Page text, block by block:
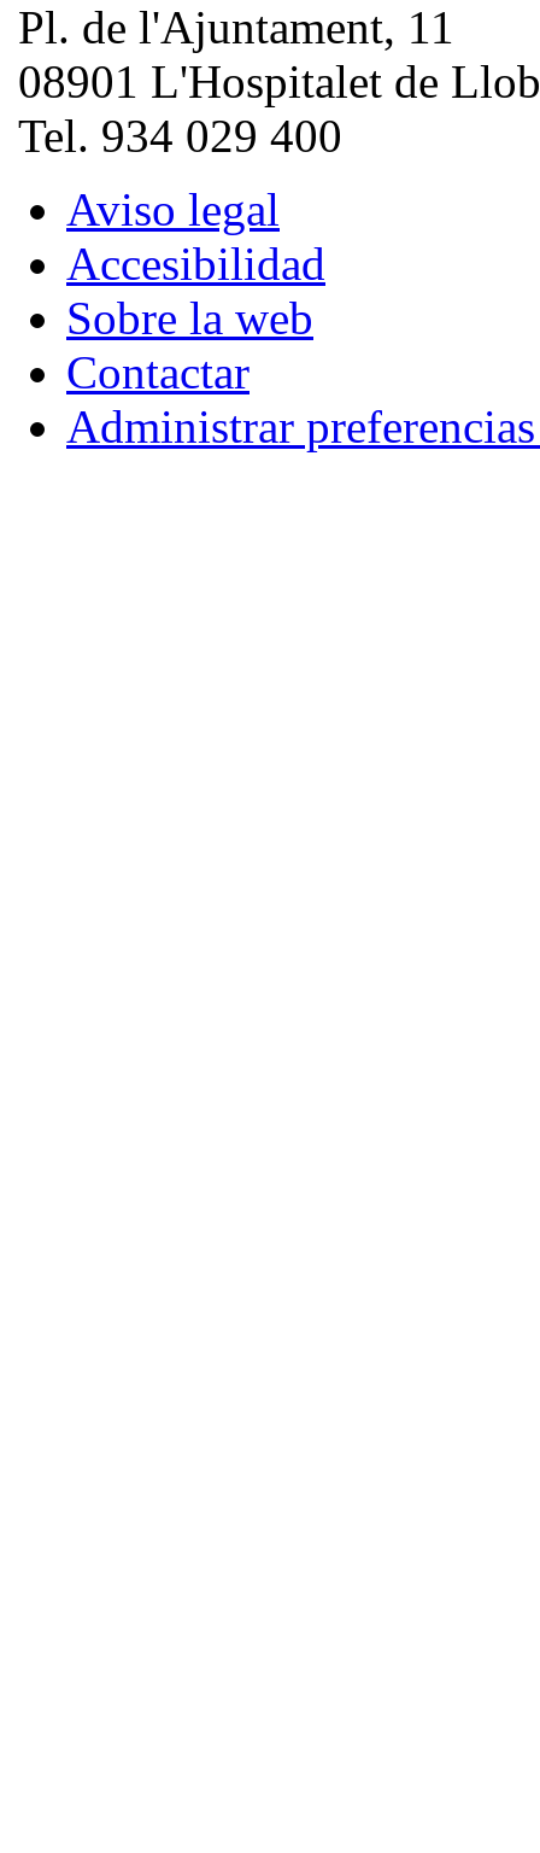
Pl. de l'Ajuntament, 11
08901 L'Hospitalet de
Tel. 934 029 400
Aviso legal
Accesibilidad
Sobre la web
Contactar
Administrar